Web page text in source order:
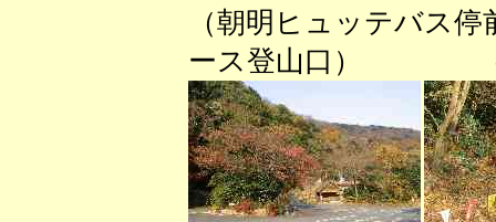
（朝明ヒュッテバス
ース登山口） （